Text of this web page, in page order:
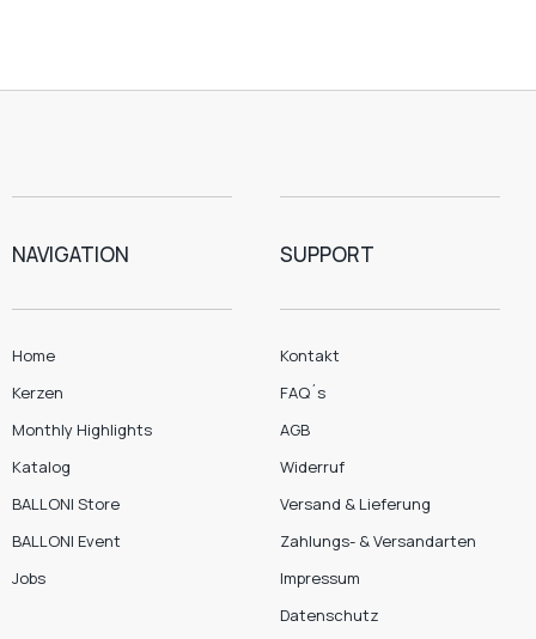
NAVIGATION
Home
Kerzen
Monthly Highlights
Katalog
BALLONI Store
BALLONI Event
Jobs
SUPPORT
Kontakt
FAQ´s
AGB
Widerruf
Versand & Lieferung
Zahlungs- & Versandarten
Impressum
Datenschutz